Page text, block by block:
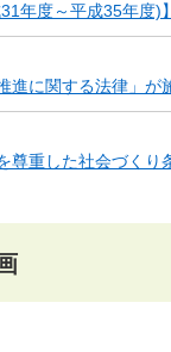
年度～平成35年度)】
進に関する法律」が
尊重した社会づくり